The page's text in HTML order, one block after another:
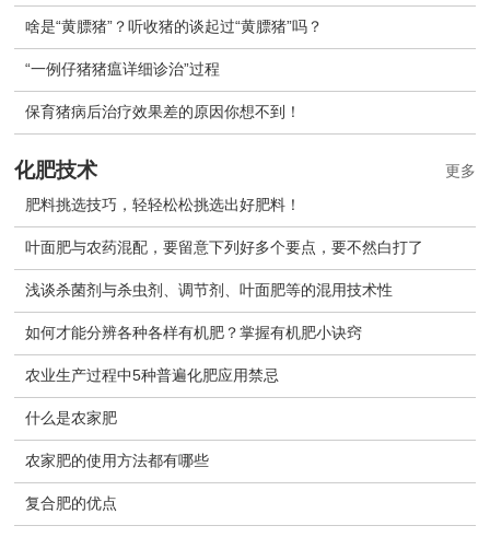
啥是“黄膘猪”？听收猪的谈起过“黄膘猪”吗？
“一例仔猪猪瘟详细诊治”过程
保育猪病后治疗效果差的原因你想不到！
化肥技术
肥料挑选技巧，轻轻松松挑选出好肥料！
叶面肥与农药混配，要留意下列好多个要点，要不然白打了
浅谈杀菌剂与杀虫剂、调节剂、叶面肥等的混用技术性
如何才能分辨各种各样有机肥？掌握有机肥小诀窍
农业生产过程中5种普遍化肥应用禁忌
什么是农家肥
农家肥的使用方法都有哪些
复合肥的优点
更多